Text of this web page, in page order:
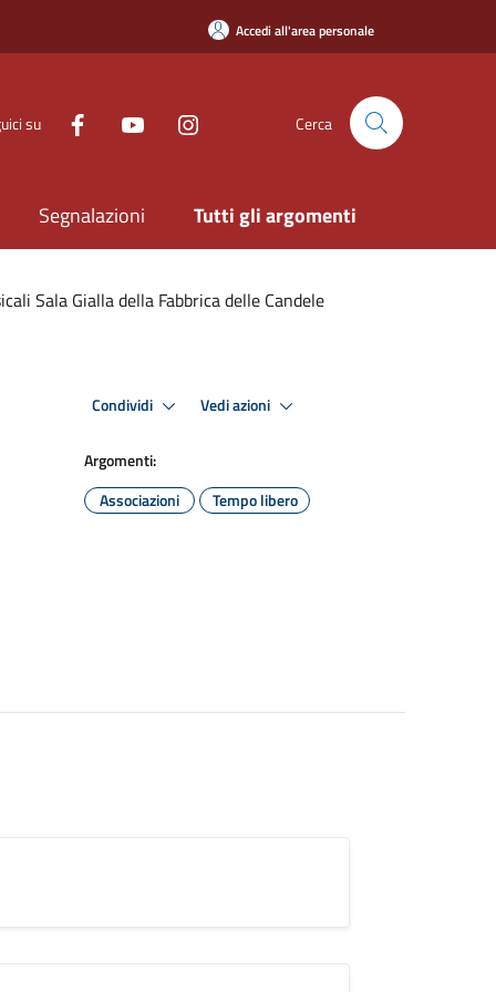
Accedi all'area personale
su Cerca
Segnalazioni Tutti gli argomenti
Sala Gialla della Fabbrica delle Candele
Condividi Vedi azioni
Argomenti:
Associazioni
Tempo libero